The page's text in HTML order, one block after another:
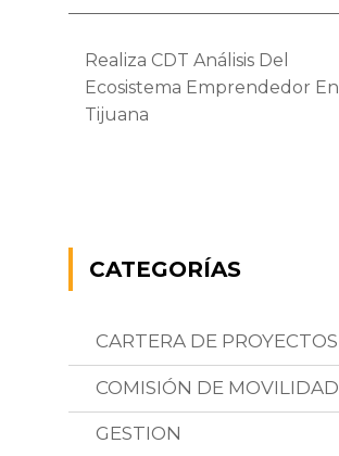
Realiza CDT Análisis Del
Ecosistema Emprendedor En
Tijuana
CATEGORÍAS
CARTERA DE PROYECTOS
COMISIÓN DE MOVILIDAD
GESTION